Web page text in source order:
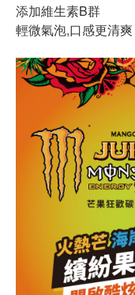
添加維生素B群
輕微氣泡,口感更清爽